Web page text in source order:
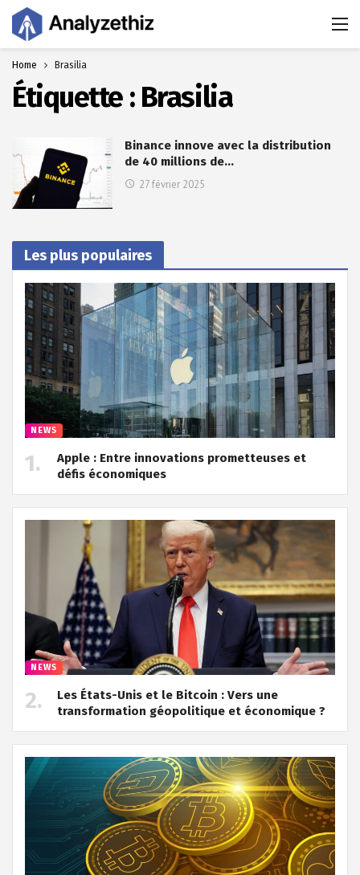
Home Brasilia
Étiquette : Brasilia
Binance innove avec la distribution
de 40 millions de…
27 février 2025
Les plus populaires
NEWS
Apple : Entre innovations prometteuses et
défis économiques
NEWS
Les États-Unis et le Bitcoin : Vers une
transformation géopolitique et économique ?